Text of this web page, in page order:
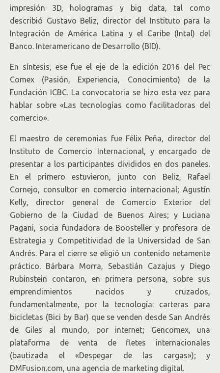
impresión 3D, hologramas y big data, tal como
describió Gustavo Beliz, director del Instituto para la
Integración de América Latina y el Caribe (Intal) del
Banco. Interamericano de Desarrollo (BID).
En síntesis, ese fue el eje de la edición 2016 del Pec
Comex (Pasión, Experiencia, Conocimiento) de la
Fundación ICBC. La convocatoria se hizo esta vez para
hablar sobre «Las tecnologías como facilitadoras del
comercio».
El maestro de ceremonias fue Félix Peña, director del
Instituto de Comercio Internacional, y encargado de
presentar a los participantes divididos en dos paneles.
En el primero estuvieron, junto con Beliz, Rafael
Cornejo, consultor en comercio internacional; Agustín
Kelly, director general de Comercio Exterior del
Gobierno de la Ciudad de Buenos Aires; y Luciana
Pagani, socia fundadora de Boosteller y profesora de
Estrategia y Competitividad de la Universidad de San
Andrés. Para el cierre se eligió un contenido netamente
práctico. Bárbara Morra, Sebastián Cazajus y Diego
Rubinstein contaron, en primera persona, sobre sus
emprendimientos nacidos y cruzados,
fundamentalmente, por la tecnología: carteras para
bicicletas (Bici by Bar) que se venden desde San Andrés
de Giles al mundo, por internet; Gencomex, una
plataforma de venta de fletes internacionales
(bautizada el «Despegar de las cargas»); y
DMFusion.com, una agencia de marketing digital.